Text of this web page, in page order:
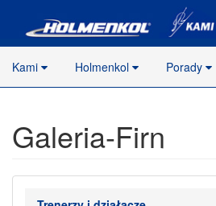
Kami
Holmenkol Porady
Galeria-Firn